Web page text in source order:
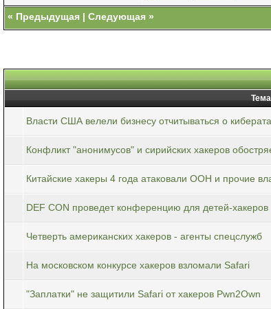
« Предыдущая | Следующая »
Власти США велели бизнесу отчитываться о
Конфликт "анонимусов" и сирийских хакеров
Китайские хакеры 4 года атаковали ООН и прочие
DEF CON проведет конференцию для детей-хакеров
Четверть американских хакеров - агенты спецслужб
На московском конкурсе хакеров взломали Safari
"Заплатки" не защитили Safari от хакеров Pwn2Own